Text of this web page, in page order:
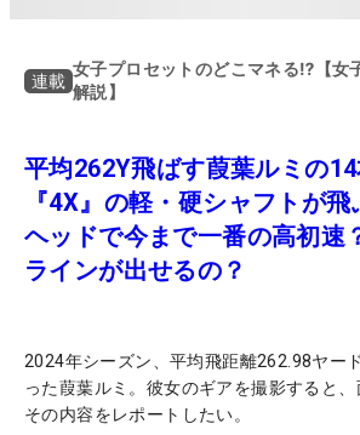
連載
女子プロセットのどこマネる⁉【女
解説】
平均262Y飛ばす葭葉ルミの
『4X』の軽・硬シャフトが
ヘッドで今まで一番の高初
ラインが出せるの？
2024年シーズン、平均飛距離262.98ヤー
った葭葉ルミ。彼女のギアを撮影すると、
その内容をレポートしたい。